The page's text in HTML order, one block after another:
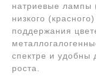
натриевые лампы
низкого
поддержания
спектре и удобны
роста.